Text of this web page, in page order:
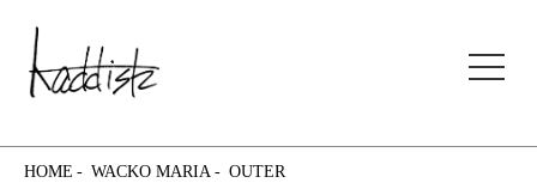
kaddish development store
HOME WACKO MARIA OUTER